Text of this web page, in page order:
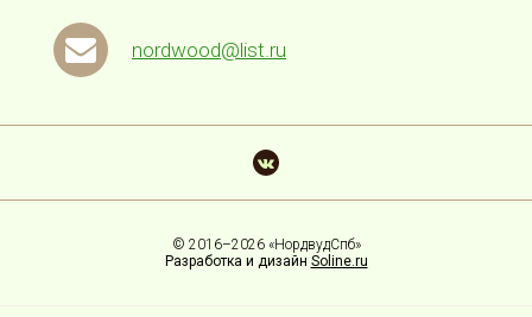
nordwood@list.ru
© 2016–2026 «НордвудСпб»
Разработка и дизайн Soline.ru